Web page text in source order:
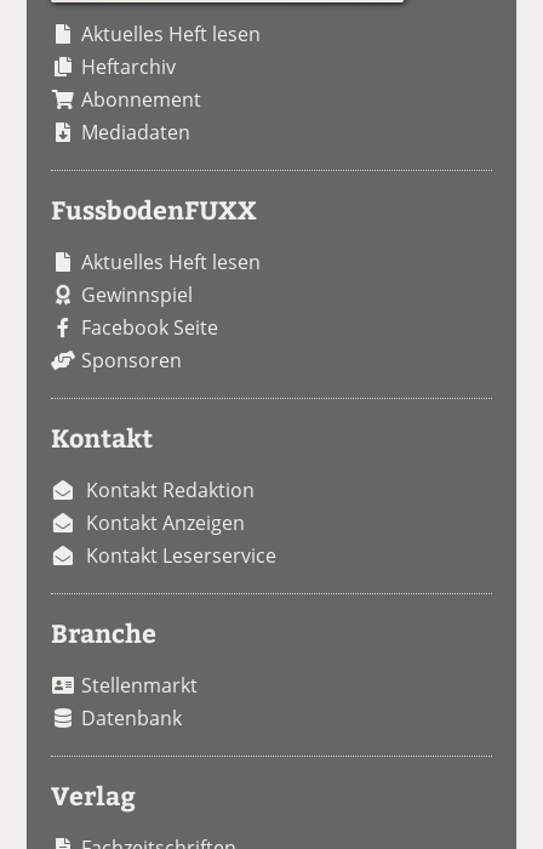
Aktuelles Heft lesen
Heftarchiv
Abonnement
Mediadaten
FussbodenFUXX
Aktuelles Heft lesen
Gewinnspiel
Facebook Seite
Sponsoren
Kontakt
Kontakt Redaktion
Kontakt Anzeigen
Kontakt Leserservice
Branche
Stellenmarkt
Datenbank
Verlag